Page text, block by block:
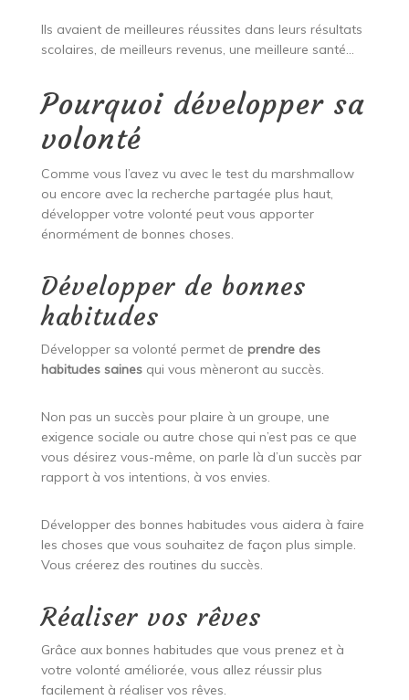
Ils avaient de meilleures réussites dans leurs résultats
scolaires, de meilleurs revenus, une meilleure santé…
Pourquoi développer sa
volonté
Comme vous l’avez vu avec le test du marshmallow
ou encore avec la recherche partagée plus haut,
développer votre volonté peut vous apporter
énormément de bonnes choses.
Développer de bonnes
habitudes
Développer sa volonté permet de prendre des
habitudes sainesqui vous mèneront au succès.
Non pas un succès pour plaire à un groupe, une
exigence sociale ou autre chose qui n’est pas ce que
vous désirez vous-même, on parle là d’un succès par
rapport à vos intentions, à vos envies.
Développer des bonnes habitudes vous aidera à faire
les choses que vous souhaitez de façon plus simple.
Vous créerez des routines du succès.
Réaliser vos rêves
Grâce aux bonnes habitudes que vous prenez et à
votre volonté améliorée, vous allez réussir plus
facilement à réaliser vos rêves.